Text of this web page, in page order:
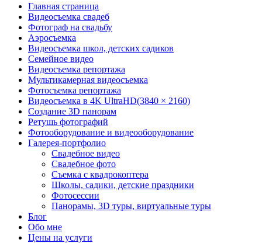
Главная страница
Видеосъемка свадеб
Фотограф на свадьбу
Аэросъемка
Видеосъемка школ, детских садиков
Семейное видео
Видеосъемка репортажа
Мультикамерная видеосъемка
Фотосъемка репортажа
Видеосъемка в 4K UltraHD(3840 × 2160)
Создание 3D панорам
Ретушь фотографий
Фотооборудование и видеооборудование
Галерея-портфолио
Свадебное видео
Свадебное фото
Съемка с квадрокоптера
Школы, садики, детские праздники
Фотосессии
Панорамы, 3D туры, виртуальные туры
Блог
Обо мне
Цены на услуги